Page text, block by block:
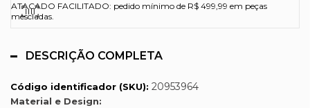
ATACADO FACILITADO: pedido mínimo de R$ 499,99 em peças
mescladas.
DESCRIÇÃO COMPLETA
Código identificador (SKU): 20953964
Material e Design: